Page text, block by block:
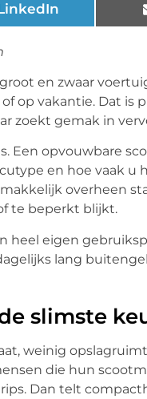
en zwaar
op vakantie. Dat is
zoekt gemak in
Een opvouwbare
en hoe vaak u
overheen
te beperkt blijkt.
heel eigen
lang
slimste
weinig
die hun
Dan telt